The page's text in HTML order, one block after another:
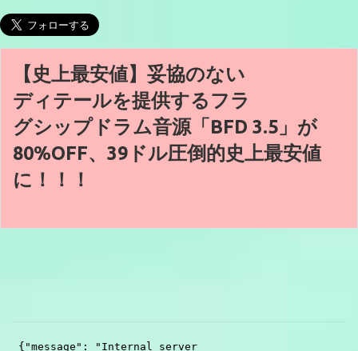
【史上最安値】妥協のない
ディテールを提供するフラ
グシップドラム音源「BFD 3.5」が
80%OFF、39ドル圧倒的史上最安値
に！！！